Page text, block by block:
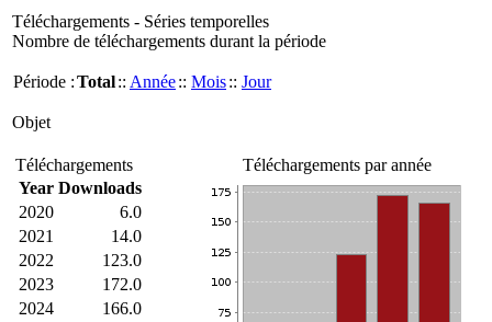
Téléchargements - Séries temporelles
Nombre de téléchargements durant la période
Période :Total:: Année:: Mois:: Jour
Objet
Téléchargements
Year Downloads
2020
6.0
2021
14.0
2022
123.0
2023
172.0
2024
166.0
Téléchargements par année